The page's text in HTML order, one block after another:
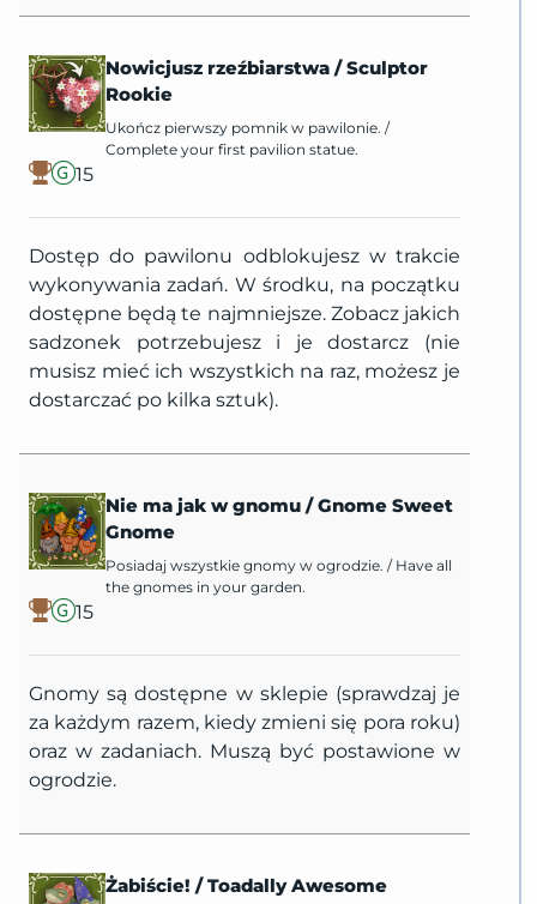
15
Nowicjusz rzeźbiarstwa /Sculptor
Rookie
Ukończ pierwszy pomnik w pawilonie. /
Complete your first pavilion statue.
Dostęp do pawilonu odblokujesz w trakcie
wykonywania zadań. W środku, na początku
dostępne będą te najmniejsze. Zobacz jakich
sadzonek potrzebujesz i je dostarcz (nie
musisz mieć ich wszystkich na raz, możesz je
dostarczać po kilka sztuk).
15
Nie ma jak w gnomu /Gnome Sweet
Gnome
Posiadaj wszystkie gnomy w ogrodzie. / Have all
the gnomes in your garden.
Gnomy są dostępne w sklepie (sprawdzaj je
za każdym razem, kiedy zmieni się pora roku)
oraz w zadaniach. Muszą być postawione w
ogrodzie.
Żabiście! /Toadally Awesome